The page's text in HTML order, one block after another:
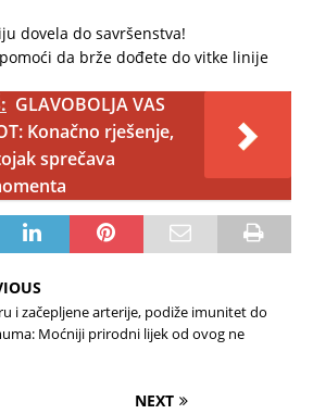
dovela do savršenstva!
da brže dođete do vitke linije
GLAVOBOLJA VAS
Konačno rješenje,
sprečava
i začepljene arterije, podiže imunitet do
Moćniji prirodni lijek od ovog ne
NEXT